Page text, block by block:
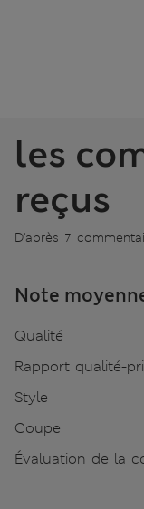
les
reçus
D’après 7
Note
Qualité
Rapport qualité-
Style
Coupe
Évaluation de la